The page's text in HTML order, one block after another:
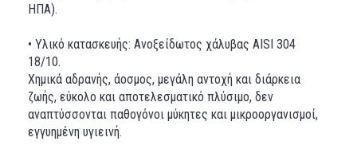
ΗΠΑ).
• Υλικό κατασκευής: Ανοξείδωτος χάλυβας AISI 304
18/10.
Χημικά αδρανής, άοσμος, μεγάλη αντοχή και διάρκεια
ζωής, εύκολο και αποτελεσματικό πλύσιμο, δεν
αναπτύσσονται παθογόνοι μύκητες και μικροοργανισμοί,
εγγυημένη υγιεινή.